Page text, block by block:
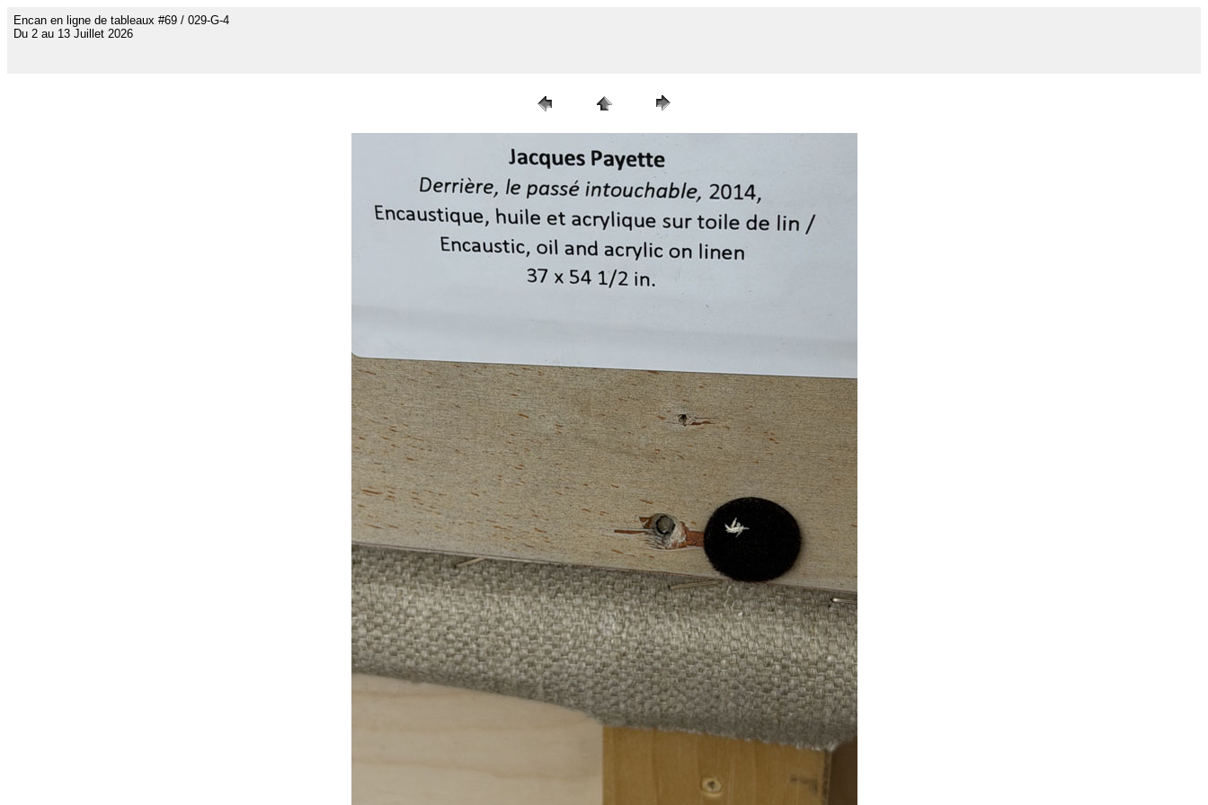
Encan en ligne de tableaux #69 / 029-G-4
Du 2 au 13 Juillet 2026